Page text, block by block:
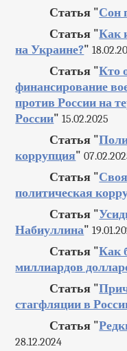
Статья "Сон
Статья "Как
на Украине?"
Статья "Кто
финансирование
против России на
России" 15.02.2025
Статья "
коррупция"
Статья "
политическая
Статья "
Набиуллина"
Статья "Как
миллиардов
Статья "
стагфляции в
Статья "
28.12.2024